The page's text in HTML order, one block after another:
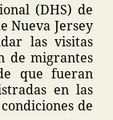
(DHS) de
Nueva Jersey
las visitas
de migrantes
que fueran
en las
de